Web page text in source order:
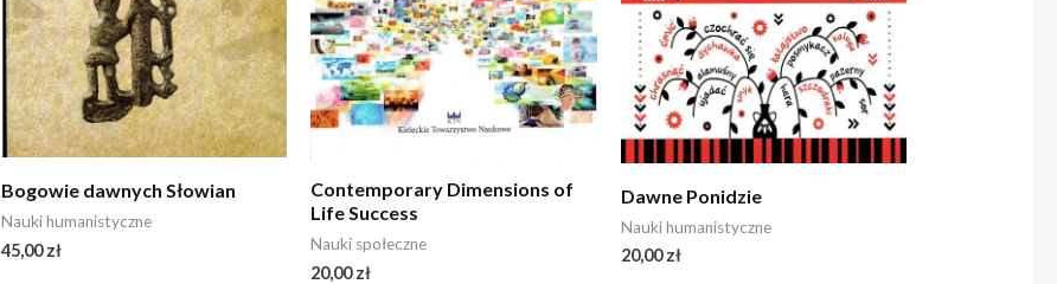
Bogowie dawnych Słowian
Nauki humanistyczne
45,00zł
Contemporary Dimensions of
Life Success
Nauki społeczne
20,00zł
Dawne Ponidzie
Nauki humanistyczne
20,00zł